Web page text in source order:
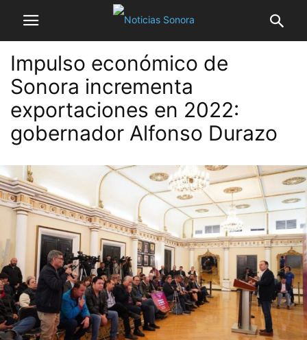
Impulso económico de
Sonora incrementa
exportaciones en 2022:
gobernador Alfonso Durazo